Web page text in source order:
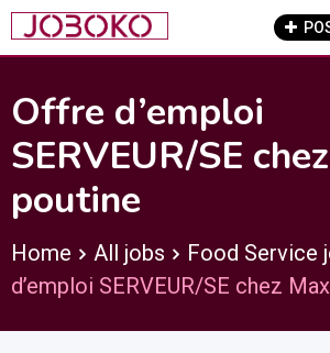
Skip
to
Offre d’emploi
SERVEUR/SE
poutine
Home All jobs Food Service
d’emploi SERVEUR/SE chez